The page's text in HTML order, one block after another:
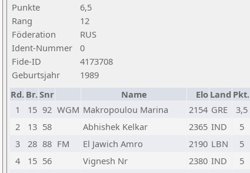
Punkte
6,5
Rang
12
Föderation
RUS
Ident-Nummer
0
Fide-ID
4173708
Geburtsjahr
1989
Rd. Br.Snr Name Elo Land Pkt.
1
15 92 WGM Makropoulou Marina 2154 GRE 3,5
2
13 58 Abhishek Kelkar 2365 IND 5
3
28 88 FM El Jawich Amro 2190 LBN 5
4
15 56 Vignesh Nr 2380 IND 5